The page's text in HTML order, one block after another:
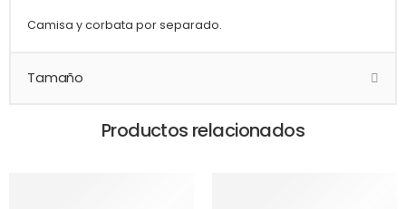
Camisa y corbata por separado.
Tamaño
Productos relacionados